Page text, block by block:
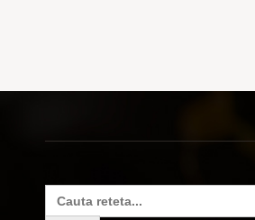
Search
for: